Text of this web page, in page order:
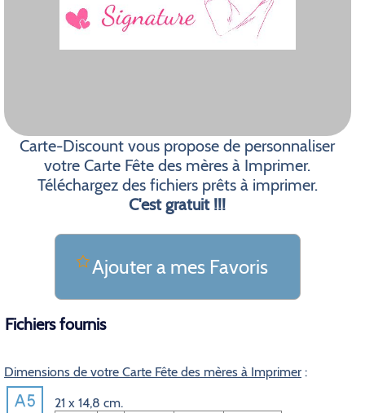
Carte-Discount vous propose de personnaliser
votre Carte Fête des mères à Imprimer.
Téléchargez des fichiers prêts à imprimer.
C'est gratuit !!!
Ajouter a mes Favoris
Fichiers fournis
Dimensions de votre Carte Fête des mères à Imprimer :
21 x 14,8 cm.